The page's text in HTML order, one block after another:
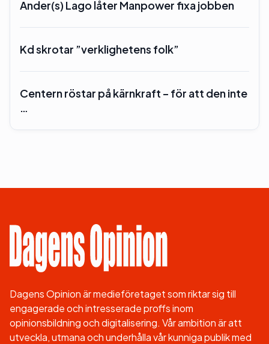
Ander(s) Lago låter Manpower fixa jobben
Kd skrotar ”verklighetens folk”
Centern röstar på kärnkraft – för att den inte
…
Dagens Opinion är medieföretaget som riktar sig till
engagerade och intresserade proffs inom
opinionsbildning och digitalisering. Vår ambition är att
utveckla, utmana och underhålla vår kunniga publik med